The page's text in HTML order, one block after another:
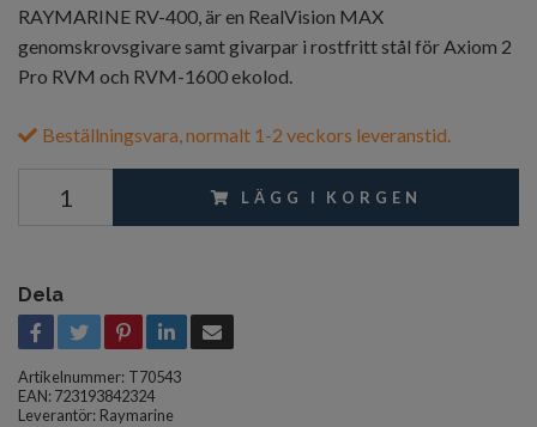
RAYMARINE RV-400, är en RealVision MAX
genomskrovsgivare samt givarpar i rostfritt stål för Axiom 2
Pro RVM och RVM-1600 ekolod.
Beställningsvara, normalt 1-2 veckors leveranstid.
LÄGG I KORGEN
Dela
Artikelnummer: T70543
EAN: 723193842324
Leverantör: Raymarine